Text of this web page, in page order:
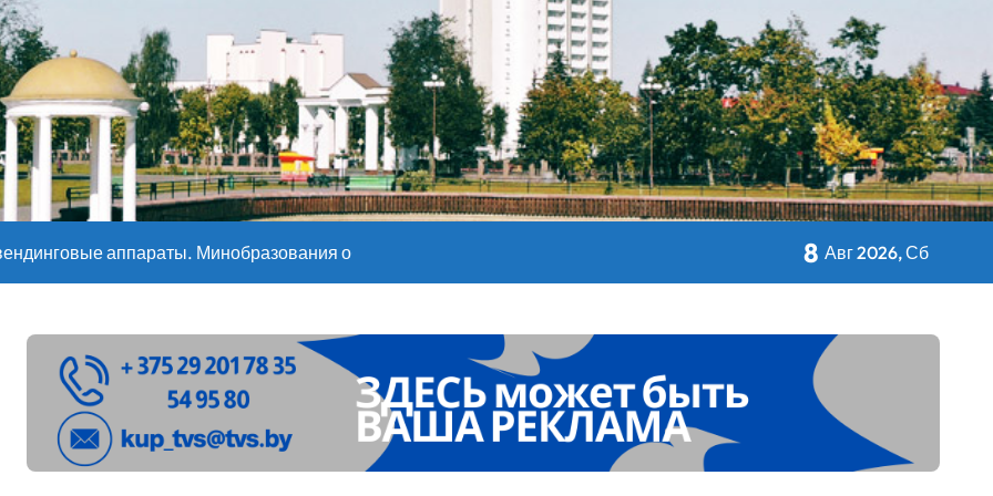
– 05 08 2026
– 07 08 20
аппараты. Минобразования об изменениях в школьном питании
из Молодечно о 50-килограммовом каравае для Дворца Независимости
детей с 1 сентября, рассказали в правительстве
рассказали о погоде на сегодня
8 Авг 2026, Сб